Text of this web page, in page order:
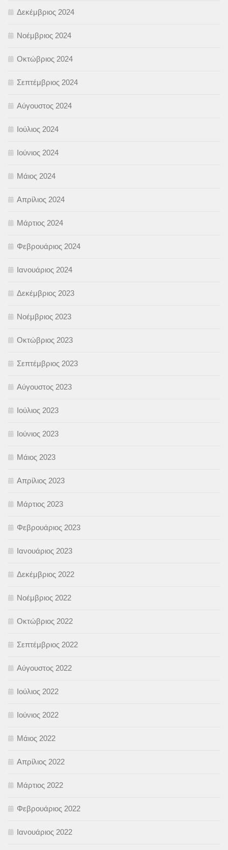
Δεκέμβριος 2024
Νοέμβριος 2024
Οκτώβριος 2024
Σεπτέμβριος 2024
Αύγουστος 2024
Ιούλιος 2024
Ιούνιος 2024
Μάιος 2024
Απρίλιος 2024
Μάρτιος 2024
Φεβρουάριος 2024
Ιανουάριος 2024
Δεκέμβριος 2023
Νοέμβριος 2023
Οκτώβριος 2023
Σεπτέμβριος 2023
Αύγουστος 2023
Ιούλιος 2023
Ιούνιος 2023
Μάιος 2023
Απρίλιος 2023
Μάρτιος 2023
Φεβρουάριος 2023
Ιανουάριος 2023
Δεκέμβριος 2022
Νοέμβριος 2022
Οκτώβριος 2022
Σεπτέμβριος 2022
Αύγουστος 2022
Ιούλιος 2022
Ιούνιος 2022
Μάιος 2022
Απρίλιος 2022
Μάρτιος 2022
Φεβρουάριος 2022
Ιανουάριος 2022